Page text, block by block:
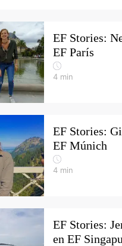
EF Stories:
EF París
4 min
EF Stories:
EF Múnich
4 min
EF Stories:
en EF